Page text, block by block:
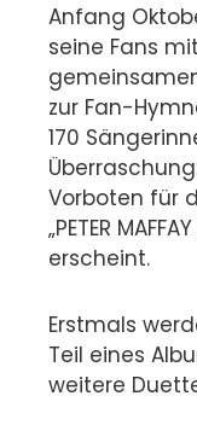
Anfang
seine Fans
zur Fan-
170
Vorboten für
„PETER
erscheint.
Erstmals
Teil eines
weitere